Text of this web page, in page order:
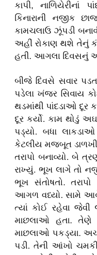
કાપી,
કિનારાની નજીક
કામચલાઉ ઝૂંપડી
અહીં રોકાણ થશે તેનું
હતી. આગલા દિવસનું
બીજે દિવસે સવાર
પડેલા ખંજર સિવાય
થડમાંથી પાંદડાઓ દૂર
દૂર કર્યો. કામ થોડું
પડ્યો. બધા
કેટલીય મજબૂત
તરાપો બનાવ્યો. બે
રાખ્યું. ભૂખ લાગે તો
ભૂખ સંતોષતો.
આગળ વધ્યો. સામે
ત્યાં કોઈ રહેવા
માછલાઓ હતા. તેણે
માછલાઓ પકડ્યા.
પડી. તેની આંખો